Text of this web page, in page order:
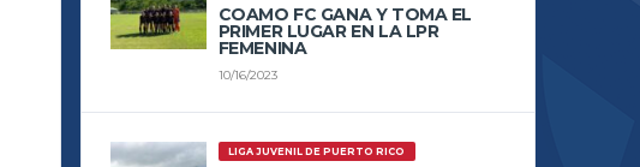
COAMO FC GANA Y TOMA EL
PRIMER LUGAR EN LA LPR
FEMENINA
10/16/2023
LIGA JUVENIL DE PUERTO RICO